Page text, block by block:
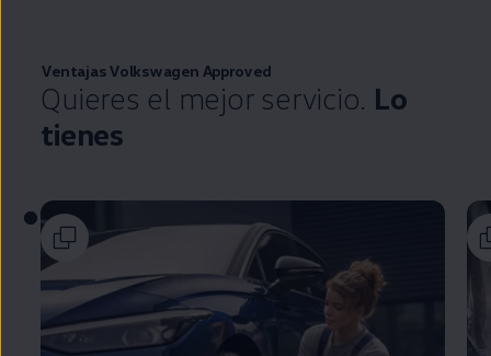
Ventajas Volkswagen Approved
Quieres el mejor servicio. Lo
tienes